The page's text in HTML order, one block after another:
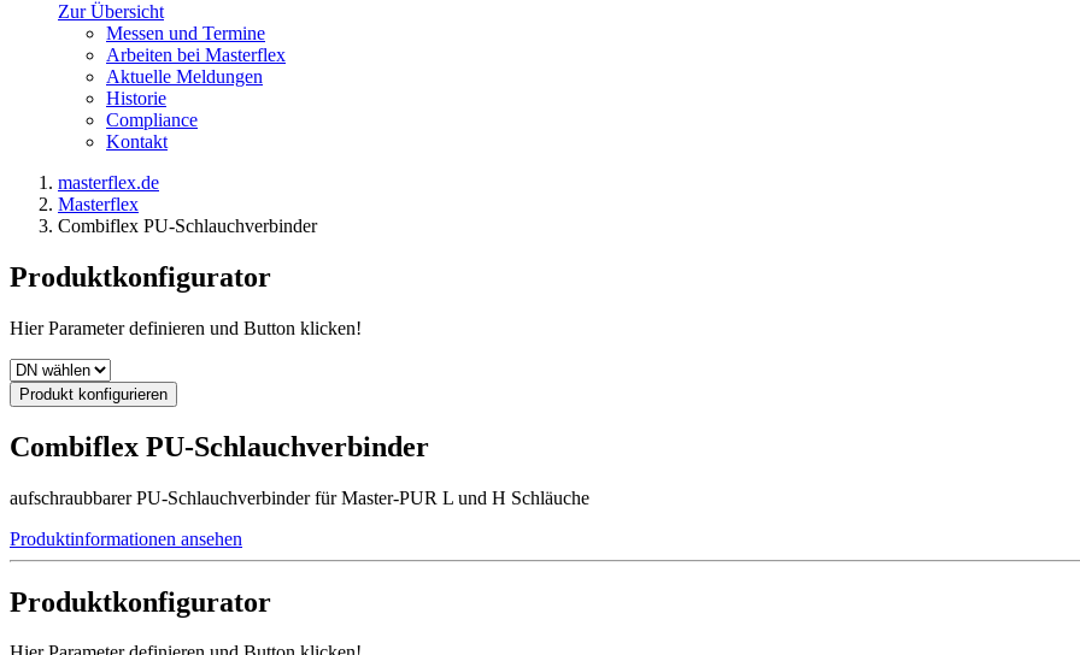
Zur Übersicht
Messen und Termine
Arbeiten bei Masterflex
Aktuelle Meldungen
Historie
Compliance
Kontakt
masterflex.de
Masterflex
Combiflex PU-Schlauchverbinder
Produktkonfigurator
Hier Parameter definieren und Button klicken!
Produkt konfigurieren
Combiflex PU-Schlauchverbinder
aufschraubbarer PU-Schlauchverbinder für Master-PUR L und H Schläuche
Produktinformationen ansehen
Produktkonfigurator